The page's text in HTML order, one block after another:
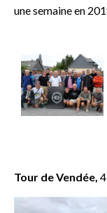
une semaine en
Tour de Vendée,